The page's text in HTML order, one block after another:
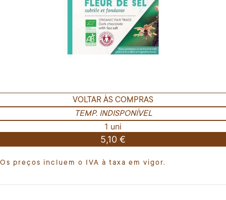
VOLTAR ÀS COMPRAS
TEMP. INDISPONÍVEL
1 uni
5,10 €
Os preços incluem o IVA à taxa em vigor.